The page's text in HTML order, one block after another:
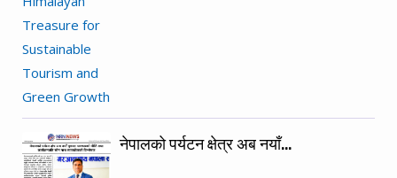
नेपालको पर्यटन क्षेत्र अब नयाँ…